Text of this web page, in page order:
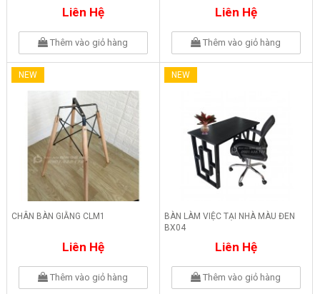
Liên Hệ
Thêm vào giỏ hàng
Liên Hệ
Thêm vào giỏ hàng
NEW
CHÂN BÀN GIẰNG CLM1
Liên Hệ
Thêm vào giỏ hàng
NEW
BÀN LÀM VIỆC TẠI NHÀ MÀU ĐEN
BX04
Liên Hệ
Thêm vào giỏ hàng